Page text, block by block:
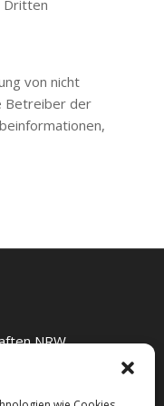
Dritten
von nicht
Betreiber der
NRW